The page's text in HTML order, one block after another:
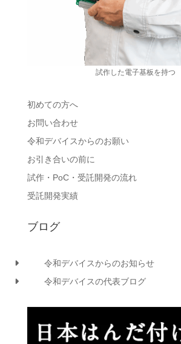
試作した電子基板を持つ
初めての方へ
お問い合わせ
令和デバイスからのお願い
お引き合いの前に
試作・PoC・受託開発の流れ
受託開発実績
ブログ
令和デバイスからのお知らせ
令和デバイスの代表ブログ